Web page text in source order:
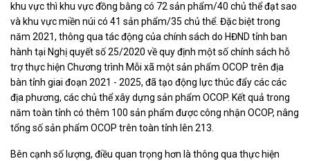
khu vực thì khu vực đồng bằng có 72 sản phẩm/40 chủ thể đạt sao
và khu vực miền núi có 41 sản phẩm/35 chủ thể. Đặc biệt trong
năm 2021, thông qua tác động của chính sách do HĐND tỉnh ban
hành tại Nghị quyết số 25/2020 về quy định một số chính sách hỗ
trợ thực hiện Chương trình Mỗi xã một sản phẩm OCOP trên địa
bàn tỉnh giai đoạn 2021 - 2025, đã tạo động lực thúc đẩy các các
địa phương, các chủ thể xây dựng sản phẩm OCOP. Kết quả trong
năm toàn tỉnh có thêm 100 sản phẩm được công nhận OCOP, nâng
tổng số sản phẩm OCOP trên toàn tỉnh lên 213.
Bên cạnh số lượng, điều quan trọng hơn là thông qua thực hiện